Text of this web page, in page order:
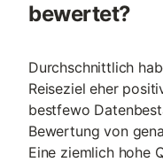
bewertet?
Durchschnittlich
Reiseziel eher
bestfewo
Bewertung von
Eine ziemlich hohe